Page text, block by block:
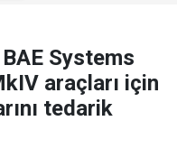
Systems
araçları için
tedarik